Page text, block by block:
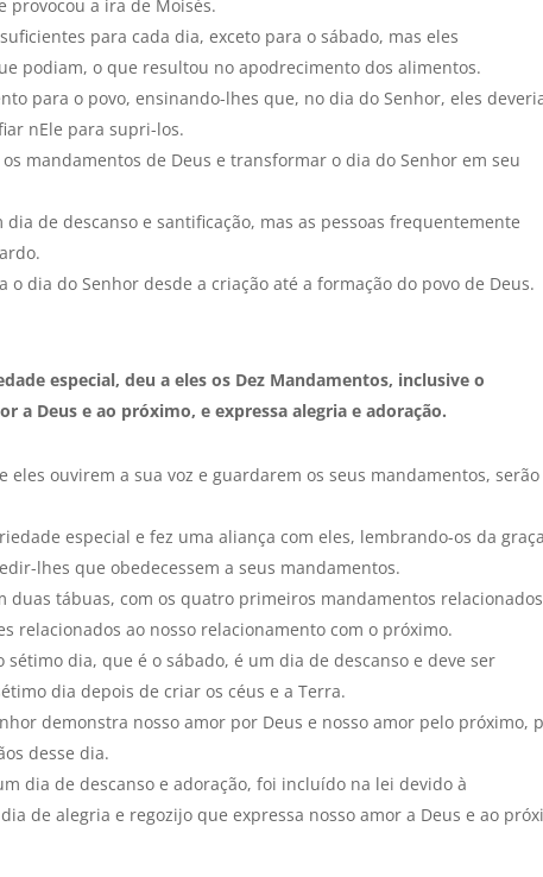
provocou a ira de Moisés.
para cada dia, exceto para o sábado, mas eles
podiam, o que resultou no apodrecimento dos alimentos.
para o povo, ensinando-lhes que, no dia do Senhor, eles
nEle para supri-los.
mandamentos de Deus e transformar o dia do Senhor em seu
de descanso e santificação, mas as pessoas frequentemente
o dia do Senhor desde a criação até a formação do povo de Deus.
especial, deu a eles os Dez Mandamentos, inclusive o
a Deus e ao próximo, e expressa alegria e adoração.
eles ouvirem a sua voz e guardarem os seus mandamentos,
especial e fez uma aliança com eles, lembrando-os da
lhes que obedecessem a seus mandamentos.
duas tábuas, com os quatro primeiros mandamentos
relacionados ao nosso relacionamento com o próximo.
dia, que é o sábado, é um dia de descanso e deve ser
dia depois de criar os céus e a Terra.
demonstra nosso amor por Deus e nosso amor pelo próximo,
desse dia.
dia de descanso e adoração, foi incluído na lei devido à
de alegria e regozijo que expressa nosso amor a Deus e ao